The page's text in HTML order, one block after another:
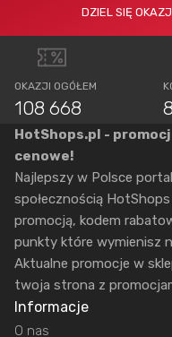
DZIEL SIĘ
OKAZJI OGÓŁEM
108 668
HotShops.pl -
cenowe!
Najlepszy w Polsce
społecznością
promocją, kodem
punkty które wymienisz
Aktualne promocje w
twoja strona z
Informacje
O nas